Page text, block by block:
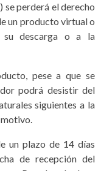
perderá el derecho
un producto virtual o
su descarga o a la
pese a que se
podrá desistir del
siguientes a la
un plazo de 14 días
de recepción del